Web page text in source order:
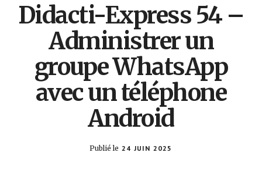
Didacti-Express 54 –
Administrer un
groupe WhatsApp
avec un téléphone
Android
Publié le 24 JUIN 2025